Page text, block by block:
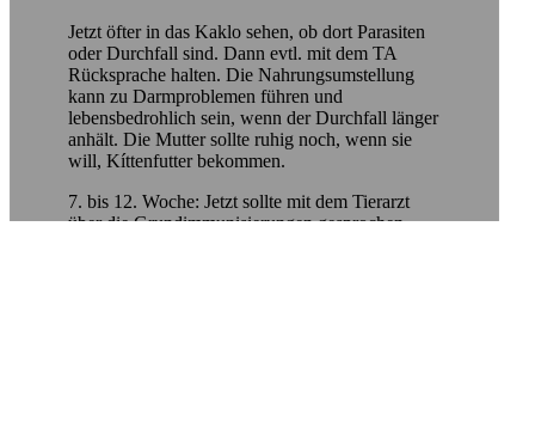
Jetzt öfter in das Kaklo sehen, ob dort Parasiten
oder Durchfall sind. Dann evtl. mit dem TA
Rücksprache halten. Die Nahrungsumstellung
kann zu Darmproblemen führen und
lebensbedrohlich sein, wenn der Durchfall länger
anhält. Die Mutter sollte ruhig noch, wenn sie
will, Kíttenfutter bekommen.
7. bis 12. Woche: Jetzt sollte mit dem Tierarzt
über die Grundimmunisierungen gesprochen